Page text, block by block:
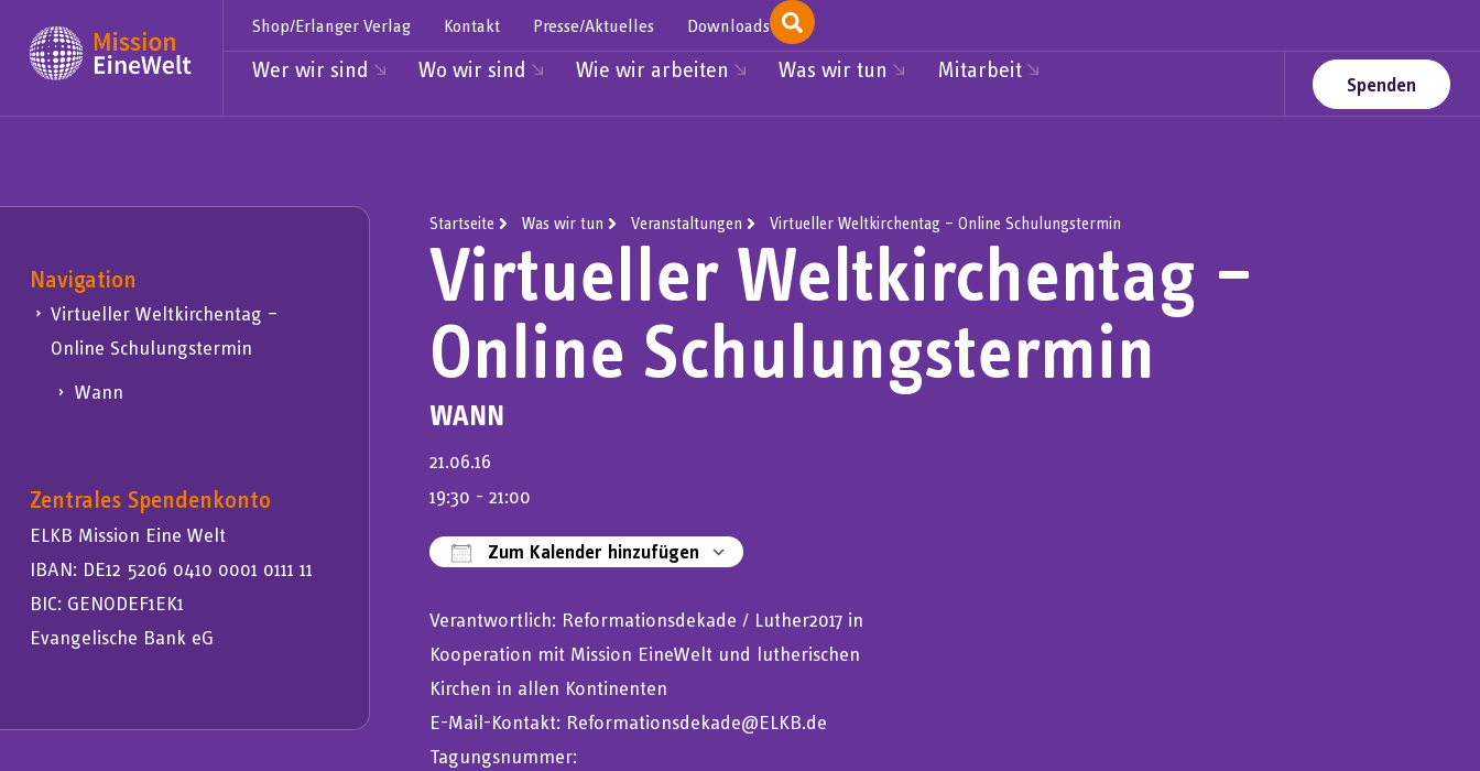
Shop/Erlanger Verlag Kontakt Presse/Aktuelles Downloads
Wer wir sind Wo wir sind Wie wir arbeiten Was wir tun Mitarbeit
Spenden
Navigation
Virtueller Weltkirchentag –
Online Schulungstermin
Wann
Zentrales Spendenkonto
ELKB Mission Eine Welt
IBAN: DE12 5206 0410 0001 0111 11
BIC: GENODEF1EK1
Evangelische Bank eG
Startseite Was wir tun Veranstaltungen Virtueller Weltkirchentag – Online Schulungstermin
Virtueller Weltkirchentag –
Online Schulungstermin
WANN
21.06.16
19:30 - 21:00
Zum Kalender hinzufügen
Verantwortlich: Reformationsdekade / Luther2017 in
Kooperation mit Mission EineWelt und lutherischen
Kirchen in allen Kontinenten
E-Mail-Kontakt: Reformationsdekade@ELKB.de
Tagungsnummer: